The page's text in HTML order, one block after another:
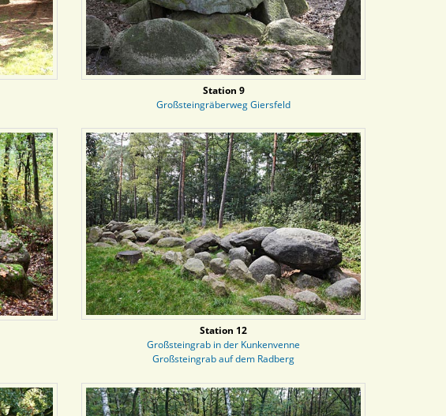
Station 9
Großsteingräberweg Giersfeld
Station 12
Großsteingrab in der Kunkenvenne
Großsteingrab auf dem Radberg